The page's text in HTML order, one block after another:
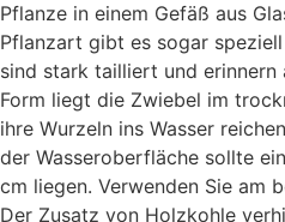
Pflanze in einem Gefäß aus
Pflanzart gibt es sogar
sind stark tailliert und erinnern
Form liegt die Zwiebel im
ihre Wurzeln ins Wasser
der Wasseroberfläche sollte
cm liegen. Verwenden Sie am
Der Zusatz von Holzkohle